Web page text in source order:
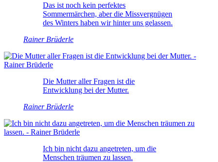
Das ist noch kein perfektes
Sommermärchen, aber die Missvergnügen
des Winters haben wir hinter uns gelassen.
Rainer Brüderle
Die Mutter aller Fragen ist die
Entwicklung bei der Mutter.
Rainer Brüderle
Ich bin nicht dazu angetreten, um die
Menschen träumen zu lassen.